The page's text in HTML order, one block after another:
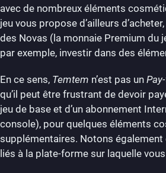
avec de nombreux éléments
jeu vous propose d’ailleurs
des Novas (la monnaie Premium du
par exemple, investir dans des
En ce sens, Temtem n’est pas un
qu’il peut être frustrant de devoir
jeu de base et d’un abonnement
console), pour quelques éléments
supplémentaires. Notons également
liés à la plate-forme sur laquelle